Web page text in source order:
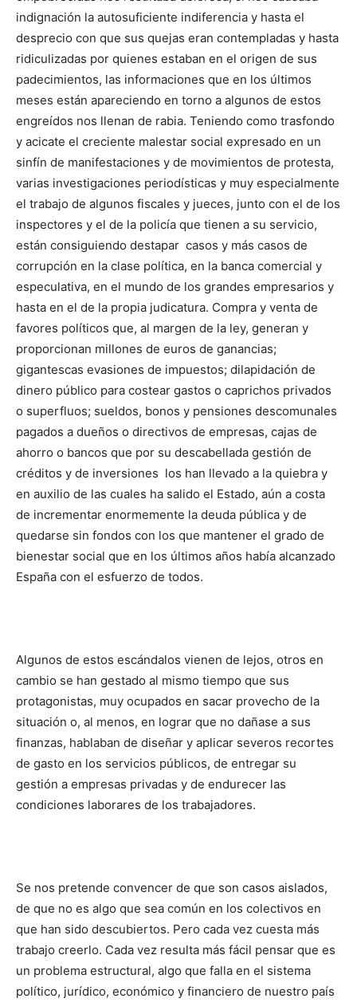
indignación la autosuficiente indiferencia y hasta el
desprecio con que sus quejas eran contempladas y hasta
ridiculizadas por quienes estaban en el origen de sus
padecimientos, las informaciones que en los últimos
meses están apareciendo en torno a algunos de estos
engreídos nos llenan de rabia. Teniendo como trasfondo
y acicate el creciente malestar social expresado en un
sinfín de manifestaciones y de movimientos de protesta,
varias investigaciones periodísticas y muy especialmente
el trabajo de algunos fiscales y jueces, junto con el de los
inspectores y el de la policía que tienen a su servicio,
están consiguiendo destapar casos y más casos de
corrupción en la clase política, en la banca comercial y
especulativa, en el mundo de los grandes empresarios y
hasta en el de la propia judicatura. Compra y venta de
favores políticos que, al margen de la ley, generan y
proporcionan millones de euros de ganancias;
gigantescas evasiones de impuestos; dilapidación de
dinero público para costear gastos o caprichos privados
o superfluos; sueldos, bonos y pensiones descomunales
pagados a dueños o directivos de empresas, cajas de
ahorro o bancos que por su descabellada gestión de
créditos y de inversiones los han llevado a la quiebra y
en auxilio de las cuales ha salido el Estado, aún a costa
de incrementar enormemente la deuda pública y de
quedarse sin fondos con los que mantener el grado de
bienestar social que en los últimos años había alcanzado
España con el esfuerzo de todos.
Algunos de estos escándalos vienen de lejos, otros en
cambio se han gestado al mismo tiempo que sus
protagonistas, muy ocupados en sacar provecho de la
situación o, al menos, en lograr que no dañase a sus
finanzas, hablaban de diseñar y aplicar severos recortes
de gasto en los servicios públicos, de entregar su
gestión a empresas privadas y de endurecer las
condiciones laborares de los trabajadores.
Se nos pretende convencer de que son casos aislados,
de que no es algo que sea común en los colectivos en
que han sido descubiertos. Pero cada vez cuesta más
trabajo creerlo. Cada vez resulta más fácil pensar que es
un problema estructural, algo que falla en el sistema
político, jurídico, económico y financiero de nuestro país